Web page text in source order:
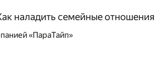
наладить семейные отношения
«ПараТайп»